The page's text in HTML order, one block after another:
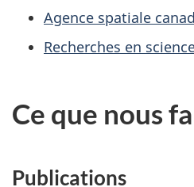
Agence spatiale
Recherches en
Ce que nous
Publications